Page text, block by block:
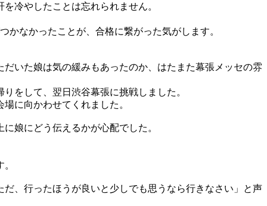
冷やしたことは忘れられません。
なかったことが、合格に繋がった気がします。
いた娘は気の緩みもあったのか、はたまた幕張メッセの雰
をして、翌日渋谷幕張に挑戦しました。
に向かわせてくれました。
娘にどう伝えるかが心配でした。
、行ったほうが良いと少しでも思うなら行きなさい」と声